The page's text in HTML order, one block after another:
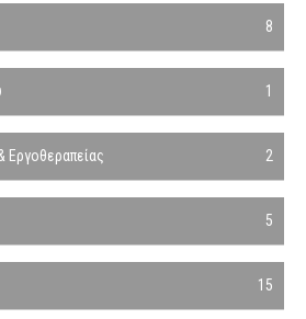
8
1
Εργοθεραπείας 2
5
15